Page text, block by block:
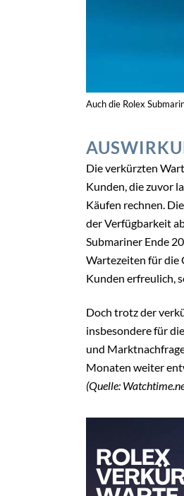
Auch die Rolex
Die verkürzten
Kunden, die zuvor
Käufen rechnen.
der Verfügbarkeit
Submariner Ende
Wartezeiten für die
Kunden erfreulich,
Doch trotz der
insbesondere für
und
Monaten weiter
(Quelle: